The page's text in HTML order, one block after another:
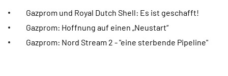
Gazprom und Royal Dutch Shell: Es ist geschafft!
Gazprom: Hoffnung auf einen „Neustart“
Gazprom: Nord Stream 2 - "eine sterbende Pipeline"